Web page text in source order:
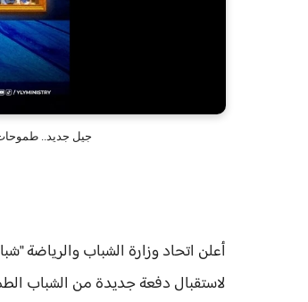
جيل جديد.. طموحات
لاستقبال دفعة جديدة من الشباب